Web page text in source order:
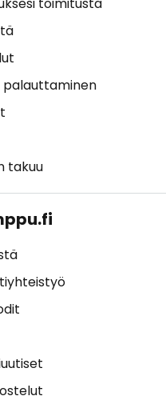
palauttaminen
takuu